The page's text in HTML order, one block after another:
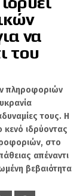
στο οποίο
στο
περίοδος
ενώ στην
Μικρά
χώρας
απειλή.
να
του
πληροφοριών
τους. Η
κενό ιδρύοντας
στο
απέναντι
βεβαιότητα